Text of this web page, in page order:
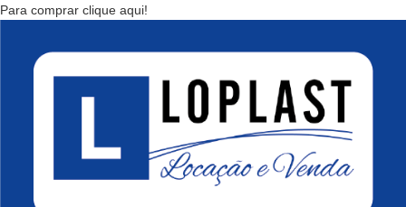
Para comprar clique aqui!